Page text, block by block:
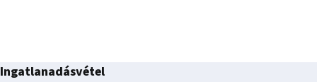
Ingatlanadásvétel